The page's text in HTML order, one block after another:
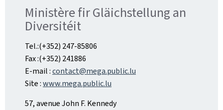
Ministère fir Gläichstellung an
Diversitéit
Tel.:(+352) 247-85806
Fax :(+352) 241886
E-mail :contact@mega.public.lu
Site :www.mega.public.lu
57, avenue John F. Kennedy